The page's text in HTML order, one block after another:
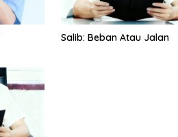
Salib: Beban Atau Jalan